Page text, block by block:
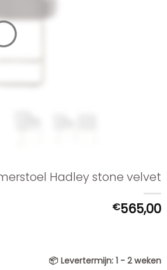
Hadley stone velvet
€565,00
📦 Levertermijn: 1 - 2 weken